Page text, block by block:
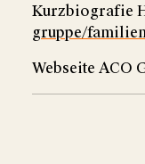
Kurzbiografie
gruppe/
Webseite ACO